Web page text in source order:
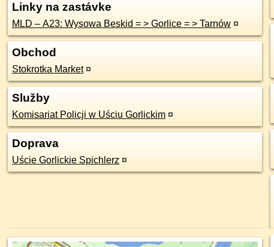
Linky na zastávke
MLD – A23: Wysowa Beskid = > Gorlice = > Tarnów ¤
Obchod
Stokrotka Market ¤
Služby
Komisariat Policji w Uściu Gorlickim ¤
Doprava
Uście Gorlickie Spichlerz ¤